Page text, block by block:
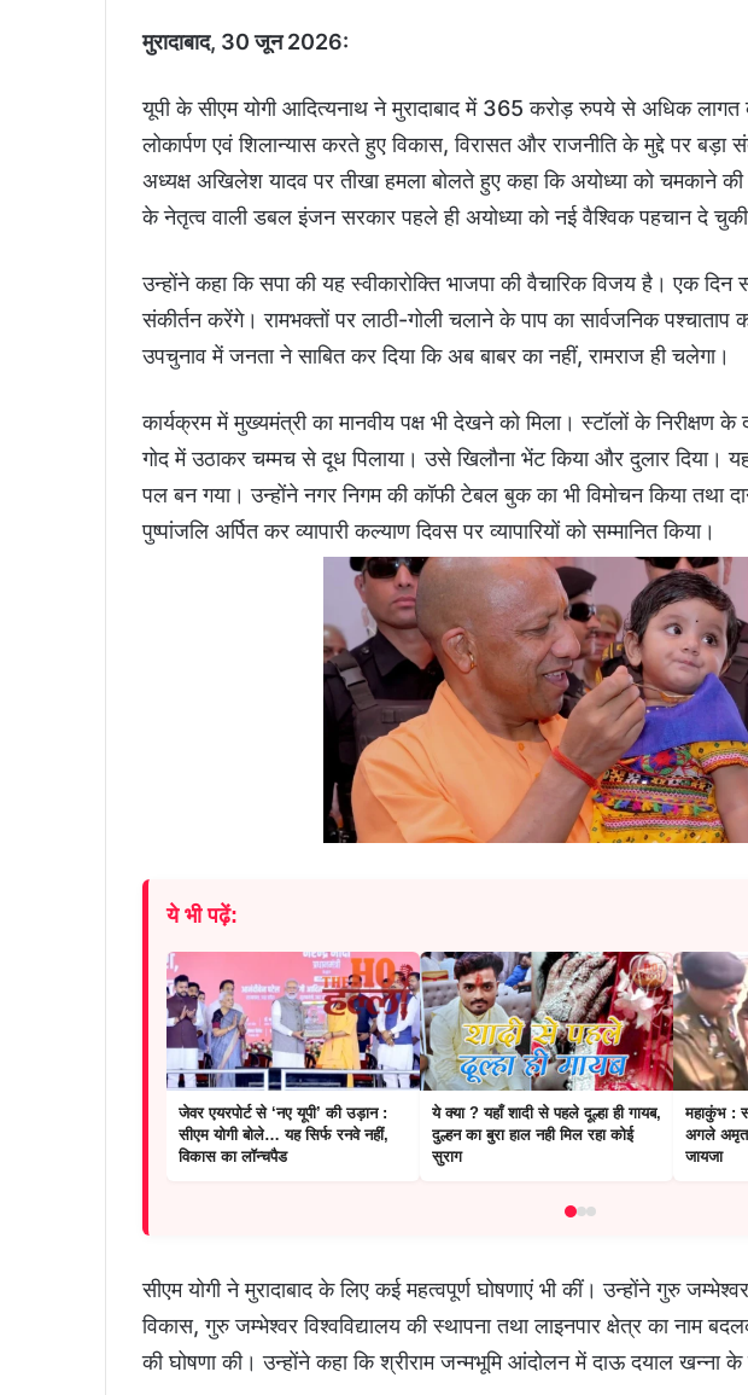
मुरादाबाद, 30 जून 2026:
यूपी के सीएम योगी आदित्यनाथ ने मुरादाबाद में 365 करोड़ रुपये से अधिक
लोकार्पण एवं शिलान्यास करते हुए विकास, विरासत और राजनीति के मुद्दे पर
अध्यक्ष अखिलेश यादव पर तीखा हमला बोलते हुए कहा कि अयोध्या को चमकाने की
के नेतृत्व वाली डबल इंजन सरकार पहले ही अयोध्या को नई वैश्विक पहचान दे
उन्होंने कहा कि सपा की यह स्वीकारोक्ति भाजपा की वैचारिक विजय है। एक दिन
संकीर्तन करेंगे। रामभक्तों पर लाठी-गोली चलाने के पाप का सार्वजनिक
उपचुनाव में जनता ने साबित कर दिया कि अब बाबर का नहीं, रामराज ही चलेगा।
कार्यक्रम में मुख्यमंत्री का मानवीय पक्ष भी देखने को मिला। स्टॉलों के निरीक्षण के
गोद में उठाकर चम्मच से दूध पिलाया। उसे खिलौना भेंट किया और दुलार दिया।
पल बन गया। उन्होंने नगर निगम की कॉफी टेबल बुक का भी विमोचन किया तथा
पुष्पांजलि अर्पित कर व्यापारी कल्याण दिवस पर व्यापारियों को सम्मानित किया।
ये भी पढ़ें:
जेवर एयरपोर्ट से ‘नए यूपी’ की उड़ान :
सीएम योगी बोले… यह सिर्फ रनवे नहीं,
विकास का लॉन्चपैड
ये क्या ? यहाँ शादी से पहले दूल्हा ही गायब,
दुल्हन का बुरा हाल नही मिल रहा कोई
सुराग
महाकुंभ :
अगले अमृत
जायजा
सीएम योगी ने मुरादाबाद के लिए कई महत्वपूर्ण घोषणाएं भी कीं। उन्होंने गुरु
विकास, गुरु जम्भेश्वर विश्वविद्यालय की स्थापना तथा लाइनपार क्षेत्र का नाम
की घोषणा की। उन्होंने कहा कि श्रीराम जन्मभूमि आंदोलन में दाऊ दयाल खन्ना के